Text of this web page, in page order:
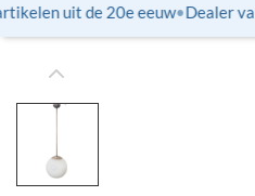
uit de 20e eeuw•Dealer van